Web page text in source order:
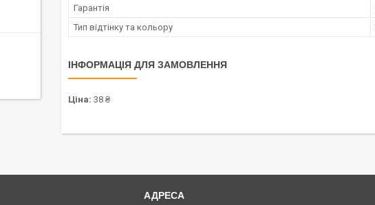
Гарантія
Тип відтінку та кольору
ІНФОРМАЦІЯ ДЛЯ ЗАМОВЛЕННЯ
Ціна: 38 ₴